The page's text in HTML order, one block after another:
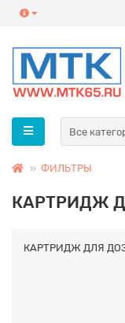
Все
ФИЛЬТРЫ
КАРТРИДЖ
КАРТРИДЖ ДЛЯ